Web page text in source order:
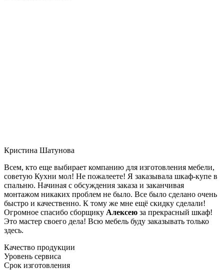
Кристина Шатунова
Всем, кто еще выбирает компанию для изготовления мебели,
советую Кухни мол! Не пожалеете! Я заказывала шкаф-купе в
спальню. Начиная с обсуждения заказа и заканчивая
монтажом никаких проблем не было. Все было сделано очень
быстро и качественно. К тому же мне ещё скидку сделали!
Огромное спасибо сборщику Алексею за прекрасный шкаф!
Это мастер своего дела! Всю мебель буду заказывать только
здесь.
Качество продукции
Уровень сервиса
Срок изготовления